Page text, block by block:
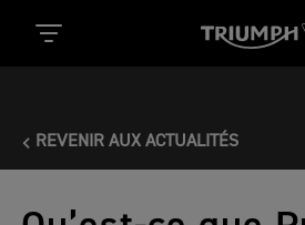
REVENIR AUX ACTUALITÉS